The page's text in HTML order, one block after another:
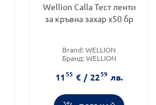
Wellion Calla Тест ленти
за кръвна захар x50 бр
Brand: WELLION
Бранд: WELLION
1155 € / 2259 лв.